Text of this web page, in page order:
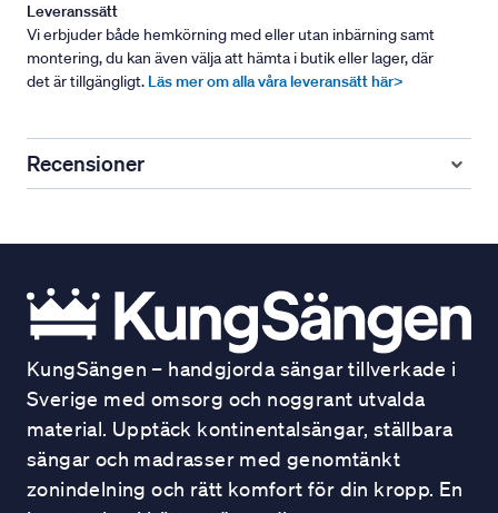
Leveranssätt
Vi erbjuder både hemkörning med eller utan inbärning samt
montering, du kan även välja att hämta i butik eller lager, där
det är tillgängligt. Läs mer om alla våra leveransätt här>
Recensioner
KungSängen – handgjorda sängar tillverkade i
Sverige med omsorg och noggrant utvalda
material. Upptäck kontinentalsängar, ställbara
sängar och madrasser med genomtänkt
zonindelning och rätt komfort för din kropp. En